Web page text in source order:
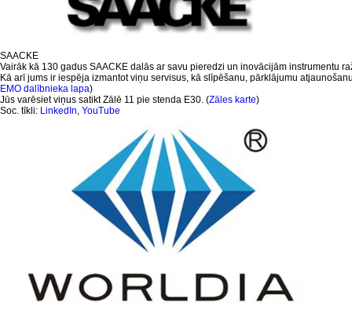
SAACKE
Vairāk kā 130 gadus SAACKE dalās ar savu pieredzi un inovācijām instrumentu
Kā arī jums ir iespēja izmantot viņu servisus, kā slīpēšanu, pārklājumu
EMO dalībnieka lapa)
Jūs varēsiet viņus satikt Zālē 11 pie stenda E30. (Zāles karte)
Soc. tīkli: LinkedIn, YouTube